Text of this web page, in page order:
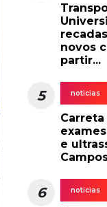
novos
partir...
5 noticias
e
6 noticias